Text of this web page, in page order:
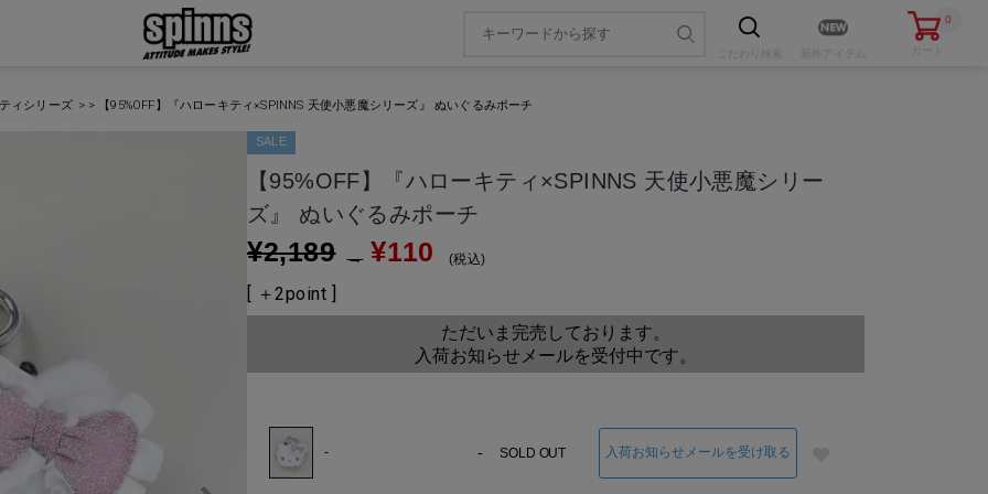
0
カート
ィシリーズ 【95%OFF】『ハローキティ×SPINNS 天使小悪魔シリーズ』 ぬいぐるみポーチ
SALE
【95%OFF】『ハローキティ×SPINNS 天使小悪魔シリー
ズ』 ぬいぐるみポーチ
¥2,189 → ¥110 税込
[ ＋ 2point ]
ただいま完売しております。
入荷お知らせメールを受付中です。
- - SOLD OUT 入荷お知らせメールを受け取る